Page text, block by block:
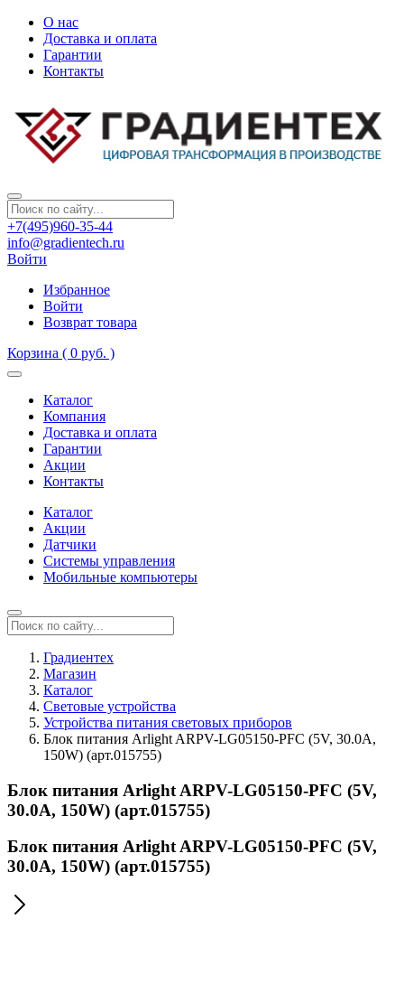
О нас
Доставка и оплата
Гарантии
Контакты
+7(495)960-35-44
info@gradientech.ru
Войти
Избранное
Войти
Возврат товара
Корзина ( 0 руб. )
Каталог
Компания
Доставка и оплата
Гарантии
Акции
Контакты
Каталог
Акции
Датчики
Системы управления
Мобильные компьютеры
Градиентех
Магазин
Каталог
Световые устройства
Устройства питания световых приборов
Блок питания Arlight ARPV-LG05150-PFC (5V, 30.0A,
150W) (арт.015755)
Блок питания Arlight ARPV-LG05150-PFC (5V,
30.0A, 150W) (арт.015755)
Блок питания Arlight ARPV-LG05150-PFC (5V,
30.0A, 150W) (арт.015755)